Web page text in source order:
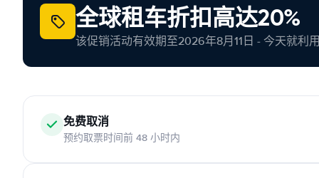
全球租车折扣高达20%
该促销活动有效期至2026年8月11日 - 今天就利用
免费取消
预约取票时间前 48 小时内